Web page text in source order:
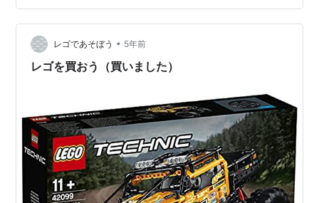
ワーが要る時だけハイパワーを実現できると良いのです
が、、、 www.youtube.com
レゴであそぼう • 5年前
レゴを買おう（買いました）